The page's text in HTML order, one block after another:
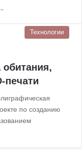
Технологии
обитания,
печати
по созданию